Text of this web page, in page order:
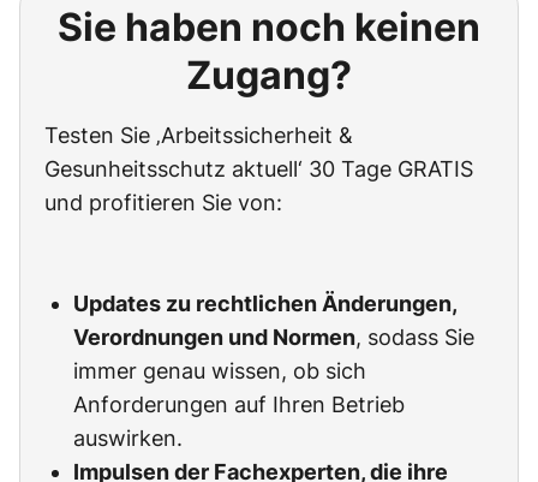
Sie haben noch keinen
Zugang?
Testen Sie ‚Arbeitssicherheit &
Gesunheitsschutz aktuell‘ 30 Tage GRATIS
und profitieren Sie von:
Updates zu rechtlichen Änderungen,
Verordnungen und Normen, sodass Sie
immer genau wissen, ob sich
Anforderungen auf Ihren Betrieb
auswirken.
Impulsen der Fachexperten, die ihre